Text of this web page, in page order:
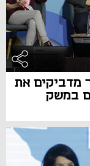
מדביקים את
במשק